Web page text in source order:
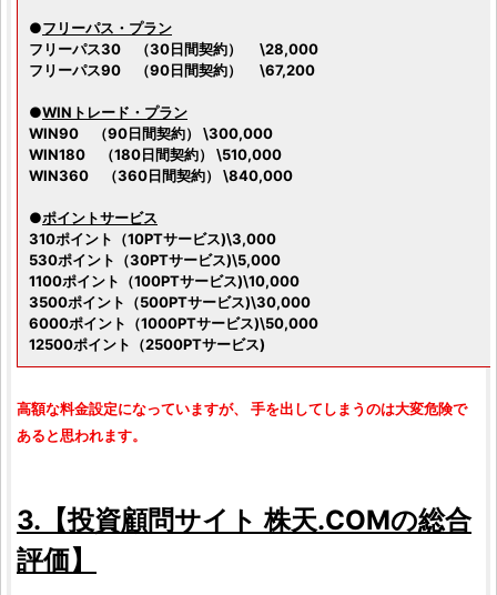
●フリーパス・プラン
フリーパス30 （30日間契約） \28,000
フリーパス90 （90日間契約） \67,200
●WINトレード・プラン
WIN90 （90日間契約） \300,000
WIN180 （180日間契約） \510,000
WIN360 （360日間契約） \840,000
●ポイントサービス
310ポイント（10PTサービス)\3,000
530ポイント（30PTサービス)\5,000
1100ポイント（100PTサービス)\10,000
3500ポイント（500PTサービス)\30,000
6000ポイント（1000PTサービス)\50,000
12500ポイント（2500PTサービス)
高額な料金設定になっていますが、 手を出してしまうのは大変危険で
あると思われます。
3.【投資顧問サイト 株天.COMの総合
評価】